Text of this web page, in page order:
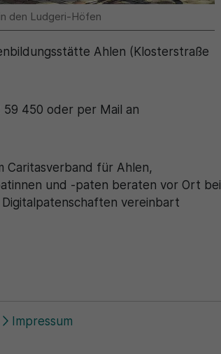
den Ludgeri-Höfen
Ahlen (Klosterstraße
450 oder per Mail an
Caritasverband für Ahlen,
und -paten beraten vor Ort bei
Digitalpatenschaften vereinbart
Impressum